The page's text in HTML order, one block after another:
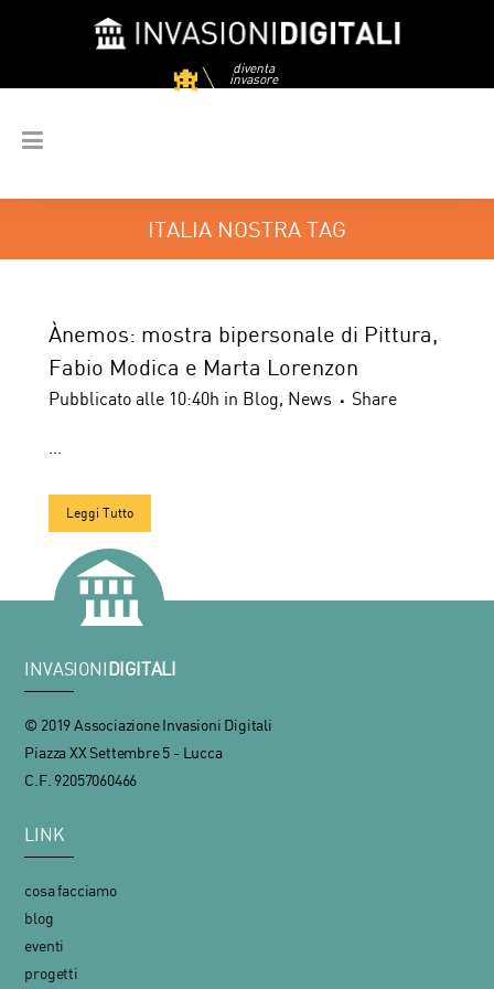
diventa
invasore
ITALIA NOSTRA TAG
Ànemos: mostra bipersonale di Pittura,
Fabio Modica e Marta Lorenzon
Pubblicato alle 10:40h in Blog, News Share
...
Leggi Tutto
INVASIONI DIGITALI
© 2019 Associazione Invasioni Digitali
Piazza XX Settembre 5 - Lucca
C.F. 92057060466
LINK
cosa facciamo
blog
eventi
progetti